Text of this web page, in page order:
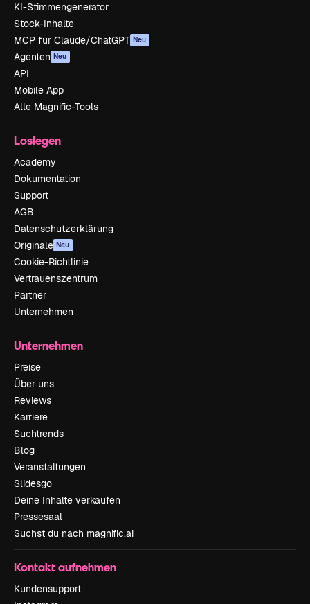
KI-Stimmengenerator
Stock-Inhalte
MCP für Claude/ChatGPT Neu
Agenten Neu
API
Mobile App
Alle Magnific-Tools
Loslegen
Academy
Dokumentation
Support
AGB
Datenschutzerklärung
Originale Neu
Cookie-Richtlinie
Vertrauenszentrum
Partner
Unternehmen
Unternehmen
Preise
Über uns
Reviews
Karriere
Suchtrends
Blog
Veranstaltungen
Slidesgo
Deine Inhalte verkaufen
Pressesaal
Suchst du nach magnific.ai
Kontakt aufnehmen
Kundensupport